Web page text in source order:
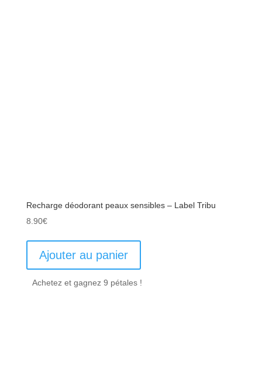
Recharge déodorant peaux sensibles – Label Tribu
8.90€
Ajouter au panier
Achetez et gagnez 9 pétales !